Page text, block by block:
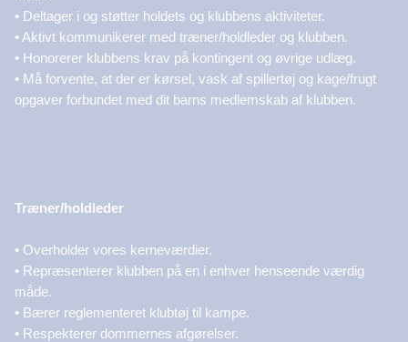
• Deltager i og støtter holdets og klubbens aktiviteter.
• Aktivt kommunikerer med træner/holdleder og klubben.
• Honorerer klubbens krav på kontingent og øvrige udlæg.
• Må forvente, at der er kørsel, vask af spillertøj og kage/frugt
opgaver forbundet med dit barns medlemskab af klubben.
Træner/holdleder
• Overholder vores kerneværdier.
• Repræsenterer klubben på en i enhver henseende værdig
måde.
• Bærer reglementeret klubtøj til kampe.
• Respekterer dommernes afgørelser.